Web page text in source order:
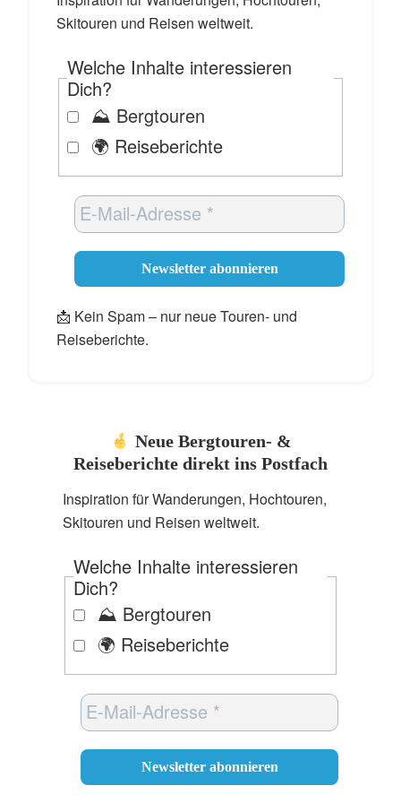
Skitouren und Reisen weltweit.
Welche Inhalte interessieren
Dich?
⛰️ Bergtouren
🌍 Reiseberichte
📩 Kein Spam – nur neue Touren- und
Reiseberichte.
Neue Bergtouren- &
Reiseberichte direkt ins Postfach
Inspiration für Wanderungen, Hochtouren,
Skitouren und Reisen weltweit.
Welche Inhalte interessieren
Dich?
⛰️ Bergtouren
🌍 Reiseberichte